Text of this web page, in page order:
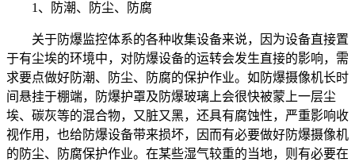
1、防潮、防尘、防腐
关于防爆监控体系的各种收集设备来说，因为设备直接置
于有尘埃的环境中，对防爆设备的运转会发生直接的影响，需
求要点做好防潮、防尘、防腐的保护作业。如防爆摄像机长时
间悬挂于棚端，防爆护罩及防爆玻璃上会很快被蒙上一层尘
埃、碳灰等的混合物，又脏又黑，还具有腐蚀性，严重影响收
视作用，也给防爆设备带来损坏，因而有必要做好防爆摄像机
的防尘、防腐保护作业。在某些湿气较重的当地，则有必要在